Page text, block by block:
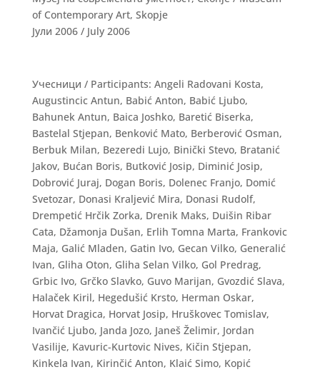
of Contemporary Art, Skopje
Јули 2006 / July 2006
Учесници / Participants: Angeli Radovani Kosta,
Augustincic Antun, Babić Anton, Babić Ljubo,
Bahunek Antun, Baica Joshko, Baretić Biserka,
Bastelal Stjepan, Benković Mato, Berberović Osman,
Berbuk Milan, Bezeredi Lujo, Binički Stevo, Bratanić
Jakov, Bućan Boris, Butković Josip, Diminić Josip,
Dobrović Juraj, Dogan Boris, Dolenec Franjo, Domić
Svetozar, Donasi Kraljević Mira, Donasi Rudolf,
Drempetić Hrčik Zorka, Drenik Maks, Duišin Ribar
Cata, Džamonja Dušan, Erlih Tomna Marta, Frankovic
Maja, Galić Mladen, Gatin Ivo, Gecan Vilko, Generalić
Ivan, Gliha Oton, Gliha Selan Vilko, Gol Predrag,
Grbic Ivo, Grčko Slavko, Guvo Marijan, Gvozdić Slava,
Halaček Kiril, Hegedušić Krsto, Herman Oskar,
Horvat Dragica, Horvat Josip, Hruškovec Tomislav,
Ivančić Ljubo, Janda Jozo, Janeš Želimir, Jordan
Vasilije, Kavuric-Kurtovic Nives, Kičin Stjepan,
Kinkela Ivan, Kirinčić Anton, Klaić Simo, Kopić